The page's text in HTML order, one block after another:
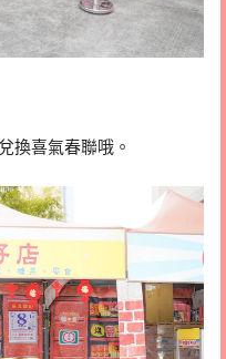
換喜氣春聯哦。